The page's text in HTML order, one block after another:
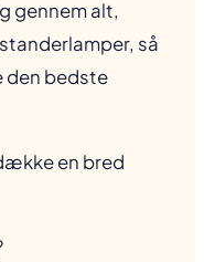
gennem alt,
så
bedste
en bred